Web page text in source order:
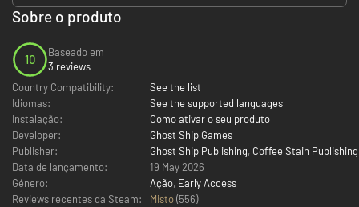
Sobre o produto
10
Baseado em
3 reviews
Country Compatibility:
See the list
Idiomas:
See the supported languages
Instalação:
Como ativar o seu produto
Developer:
Ghost Ship Games
Publisher:
Ghost Ship Publishing, Coffee Stain Publishing
Data de lançamento:
19 May 2026
Género:
Ação, Early Access
Reviews recentes da Steam:
Misto(556)